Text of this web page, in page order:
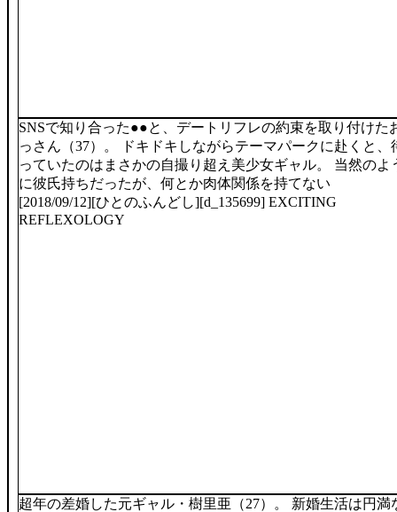
SNSで知り合った●●と、デートリフレの約束を取り付けた
っさん（37）。 ドキドキしながらテーマパークに赴くと、
っていたのはまさかの自撮り超え美少女ギャル。 当然のよ
に彼氏持ちだったが、何とか肉体関係を持てない
[2018/09/12][ひとのふんどし][d_135699] EXCITING
REFLEXOLOGY
超年の差婚した元ギャル・樹里亜（27）。 新婚生活は円満